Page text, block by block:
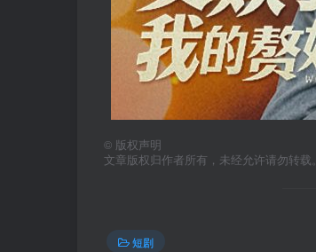
© 版权声明
文章版权归作者所有，未经允许请勿转载。
短剧